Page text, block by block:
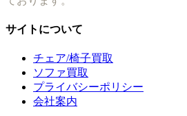
サイトについて
チェア/椅子買取
ソファ買取
プライバシーポリシー
会社案内